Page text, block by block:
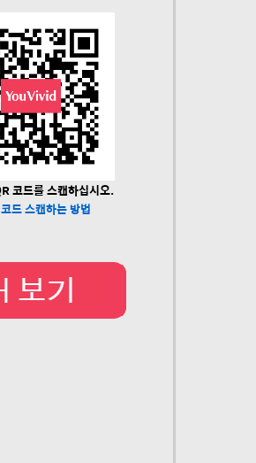
코드를 스캔하십시오.
드 스캔하는 방법